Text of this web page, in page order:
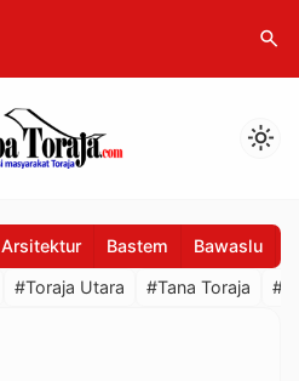
search
light_mode
Arsitektur Bastem Bawaslu
#Toraja Utara #Tana Toraja